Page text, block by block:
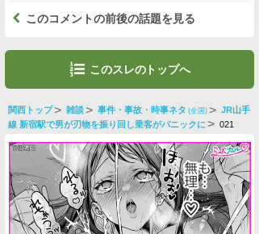
このコメントの前後の話題を見る
このスレのトップへ
関西トップ 雑談 事件・事故・時事ネタ (全国)
JR山手
線 新宿駅で男が刃物を振り回し乗客がパニックに
021